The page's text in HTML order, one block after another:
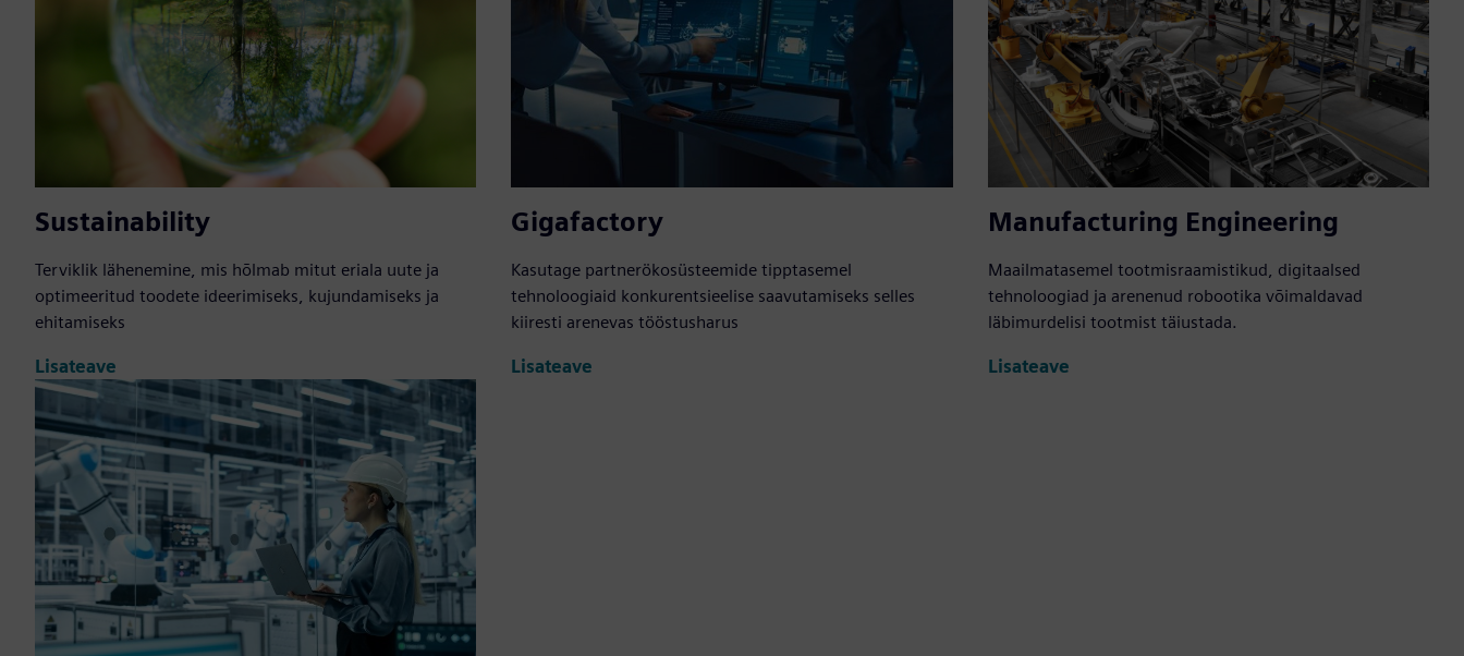
Sustainability
Terviklik lähenemine, mis hõlmab mitut eriala uute ja
optimeeritud toodete ideerimiseks, kujundamiseks ja
ehitamiseks
Lisateave
Gigafactory
Kasutage partnerökosüsteemide tipptasemel
tehnoloogiaid konkurentsieelise saavutamiseks selles
kiiresti arenevas tööstusharus
Lisateave
Manufacturing Engineering
Maailmatasemel tootmisraamistikud, digitaalsed
tehnoloogiad ja arenenud robootika võimaldavad
läbimurdelisi tootmist täiustada.
Lisateave